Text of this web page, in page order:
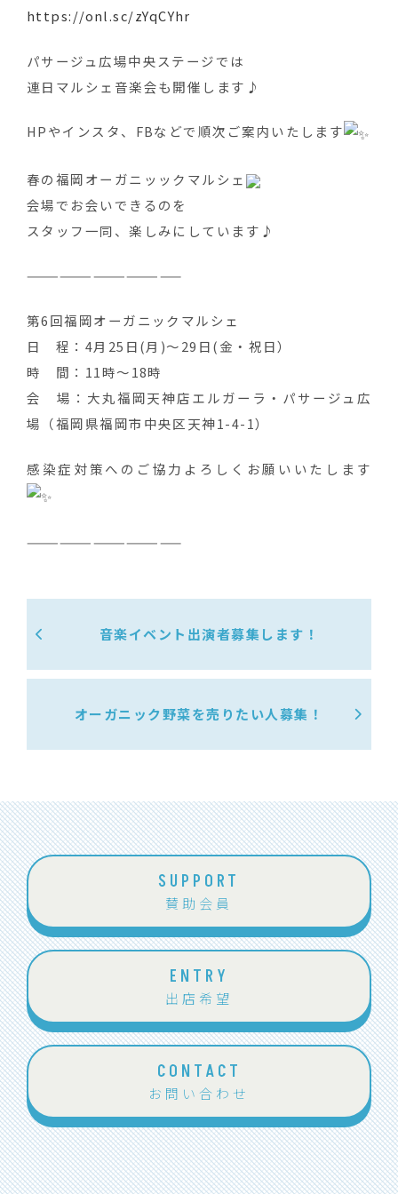
https://onl.sc/zYqCYhr
パサージュ広場中央ステージでは
連日マルシェ音楽会も開催します♪
HPやインスタ、FBなどで順次ご案内いたします
春の福岡オーガニッックマルシェ
会場でお会いできるのを
スタッフ一同、楽しみにしています♪
——————————————
第6回福岡オーガニックマルシェ
日 程：4月25日(月)～29日(金・祝日）
時 間：11時～18時
会 場：大丸福岡天神店エルガーラ・パサージュ広
場（福岡県福岡市中央区天神1-4-1）
感染症対策へのご協力よろしくお願いいたします
——————————————
音楽イベント出演者募集します！
オーガニック野菜を売りたい人募集！
SUPPORT
賛助会員
ENTRY
出店希望
CONTACT
お問い合わせ